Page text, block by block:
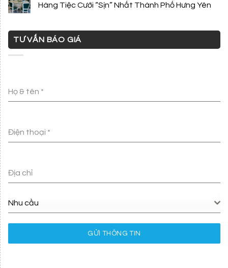
Hàng Tiệc Cưới “Sịn” Nhất Thành Phố Hưng Yên
TƯ VẤN BÁO GIÁ
Họ & tên *
Điện thoại *
Địa chỉ
Nhu cầu
GỬI THÔNG TIN